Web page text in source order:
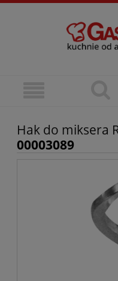
Hak do miksera
00003089